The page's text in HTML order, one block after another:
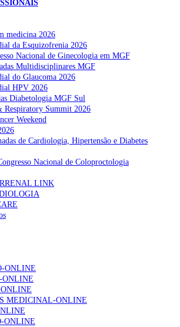
recorreram aos cheques psicólogo e
mês 7 de Agosto, 2026
estreia cirurgia endoscópica do ouvido com
Portugal 7 de Agosto, 2026
esclarecimentos sobre eventual gestão
do Algarve 7 de Agosto, 2026
alerta para riscos no novo sistema de acesso
7 de Agosto, 2026
os médicos de que precisa? 6 de Agosto,
Forense. “Da urgência ao tribunal, cada
e cada profissional faz a diferença”
do Podcast “Frequência Cardio – Sintoniza-
Cardíaca” da Bayer
medicina 2026
da Esquizofrenia 2026
Nacional de Ginecologia em MGF
Multidisciplinares MGF
do Glaucoma 2026
HPV 2026
Diabetologia MGF Sul
Summit 2026
Weekend
de Cardiologia, Hipertensão e Diabetes
Nacional de Coloproctologia
LINK
ONLINE
ONLINE
MEDICINAL-ONLINE
ONLINE